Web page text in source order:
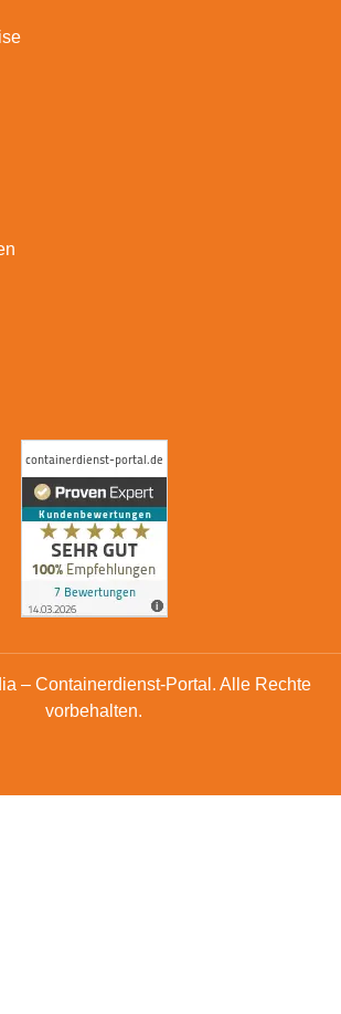
– Containerdienst-Portal. Alle Rechte
vorbehalten.